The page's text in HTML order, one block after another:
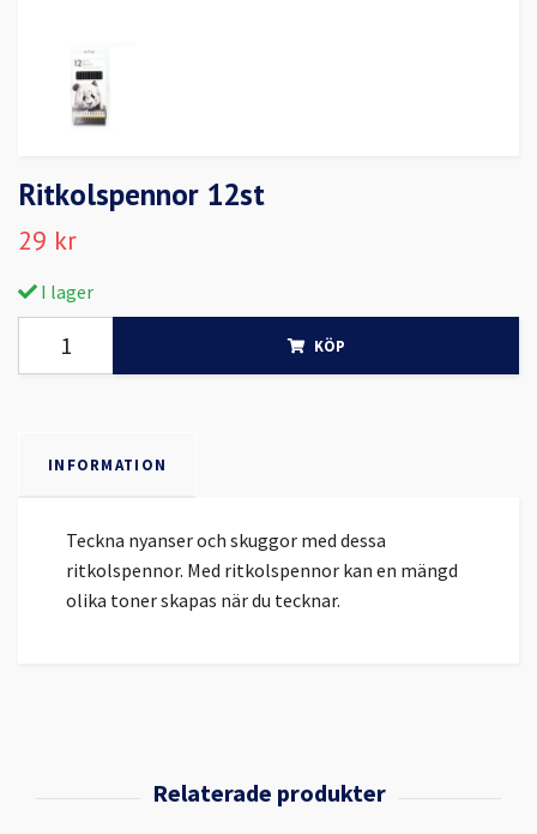
Ritkolspennor 12st
29 kr
I lager
KÖP
INFORMATION
Teckna nyanser och skuggor med dessa
ritkolspennor. Med ritkolspennor kan en mängd
olika toner skapas när du tecknar.